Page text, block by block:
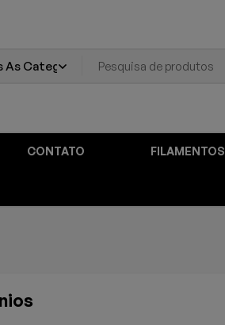
CONTATO FILAMENTOS